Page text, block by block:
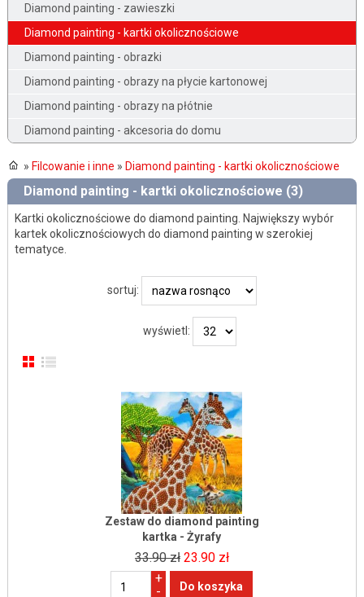
Diamond painting - zawieszki
Diamond painting - kartki okolicznościowe
Diamond painting - obrazki
Diamond painting - obrazy na płycie kartonowej
Diamond painting - obrazy na płótnie
Diamond painting - akcesoria do domu
» Filcowanie i inne » Diamond painting - kartki okolicznościowe
Diamond painting - kartki okolicznościowe (3)
Kartki okolicznościowe do diamond painting. Największy wybór
kartek okolicznościowych do diamond painting w szerokiej
tematyce.
sortuj:
wyświetl:
Zestaw do diamond painting
kartka - Żyrafy
33.90 zł 23.90 zł
+
-